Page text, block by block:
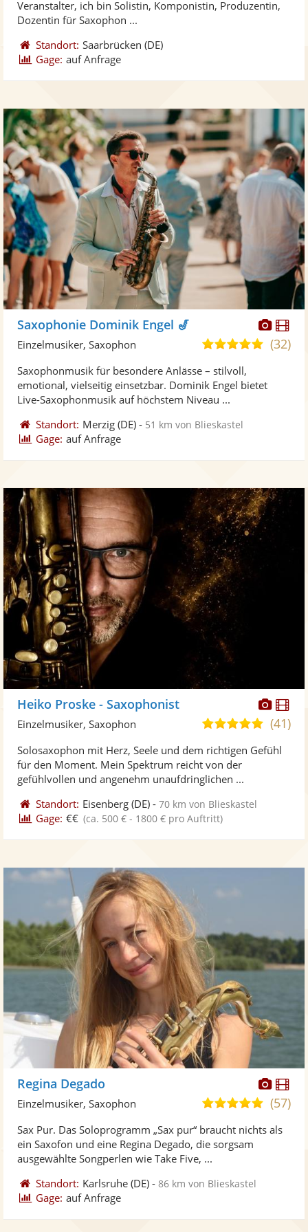
Sternen
Veranstalter, ich bin Solistin, Komponistin, Produzentin,
Dozentin für Saxophon ...
Standort: Saarbrücken (DE)
Gage: auf Anfrage
Saxophonie Dominik Engel 🎷
5,0(32)
Einzelmusiker, Saxophon
Saxophonmusik für besondere Anlässe – stilvoll,
emotional, vielseitig einsetzbar. Dominik Engel bietet
Live-Saxophonmusik auf höchstem Niveau ...
Standort: Merzig (DE) - 51 km von Blieskastel
Gage: auf Anfrage
Fotos
Heiko Proske - Saxophonist
5,0
5
(41)
Einzelmusiker, Saxophon
Solosaxophon mit Herz, Seele und dem richtigen Gefühl
für den Moment. Mein Spektrum reicht von der
gefühlvollen und angenehm unaufdringlichen ...
Standort: Eisenberg (DE) -70 km von Blieskastel
Gage: €€ (ca. 500 € - 1800 € pro Auftritt)
Fotos
Regina Degado
5,0
5
(57)
Einzelmusiker, Saxophon
Sax Pur. Das Soloprogramm „Sax pur“ braucht nichts als
ein Saxofon und eine Regina Degado, die sorgsam
ausgewählte Songperlen wie Take Five, ...
Standort: Karlsruhe (DE) -86 km von Blieskastel
Gage: auf Anfrage